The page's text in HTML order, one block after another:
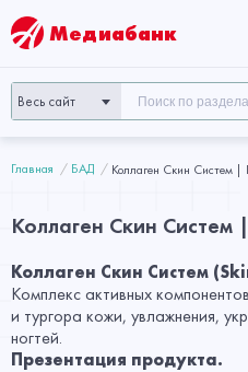
Медиабанк
Весь сайт
Главная БАД Коллаген Скин Систем |
Коллаген Скин Систем
Коллаген Скин Систем
Комплекс активных
и тургора кожи, увлажнения,
ногтей.
Презентация продукта.